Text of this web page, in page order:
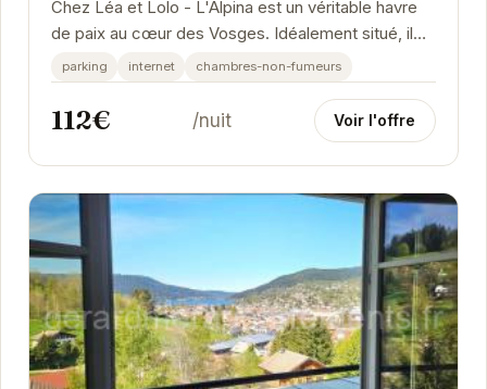
Chez Léa et Lolo - L'Alpina est un véritable havre
de paix au cœur des Vosges. Idéalement situé, il
offre un accès facile aux nombreuses...
parking internet chambres-non-fumeurs
112€ /nuit Voir l'offre